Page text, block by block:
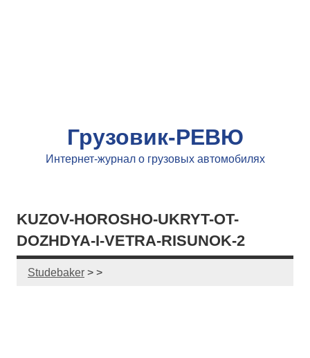
Грузовик-РЕВЮ
Интернет-журнал о грузовых автомобилях
KUZOV-HOROSHO-UKRYT-OT-
DOZHDYA-I-VETRA-RISUNOK-2
Studebaker > >